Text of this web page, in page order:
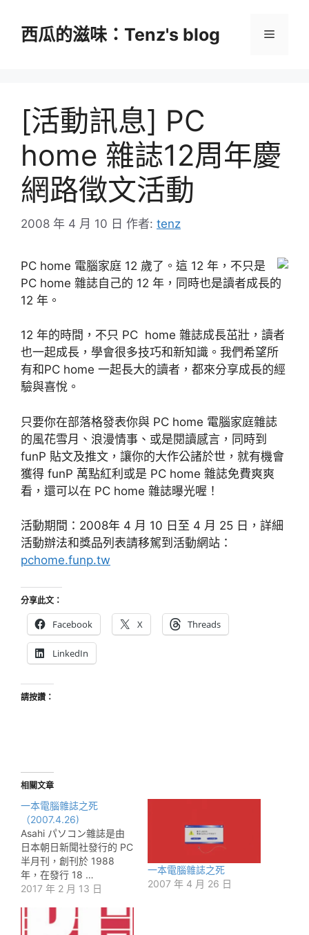
西瓜的滋味：Tenz's blog 選
[活動訊息] PC
home 雜誌12周年慶
網路徵文活動
2008 年 4 月 10 日 作者: tenz
PC home 電腦家庭 12 歲了。這 12 年，不只是
PC home 雜誌自己的 12 年，同時也是讀者成長的
12 年。
12 年的時間，不只 PC home 雜誌成長茁壯，讀者
也一起成長，學會很多技巧和新知識。我們希望所
有和PC home 一起長大的讀者，都來分享成長的經
驗與喜悅。
只要你在部落格發表你與 PC home 電腦家庭雜誌
的風花雪月、浪漫情事、或是閱讀感言，同時到
funP 貼文及推文，讓你的大作公諸於世，就有機會
獲得 funP 萬點紅利或是 PC home 雜誌免費爽爽
看，還可以在 PC home 雜誌曝光喔！
活動期間：2008年 4 月 10 日至 4 月 25 日，詳細
活動辦法和獎品列表請移駕到活動網站：
pchome.funp.tw
分享此文：
Facebook X Threads
LinkedIn
請按讚：
相關文章
一本電腦雜誌之死
（2007.4.26)
Asahi パソコン雜誌是由
日本朝日新聞社發行的 PC
半月刊，創刊於 1988
年，在發行 18 …
2017 年 2 月 13 日
一本電腦雜誌之死
2007 年 4 月 26 日